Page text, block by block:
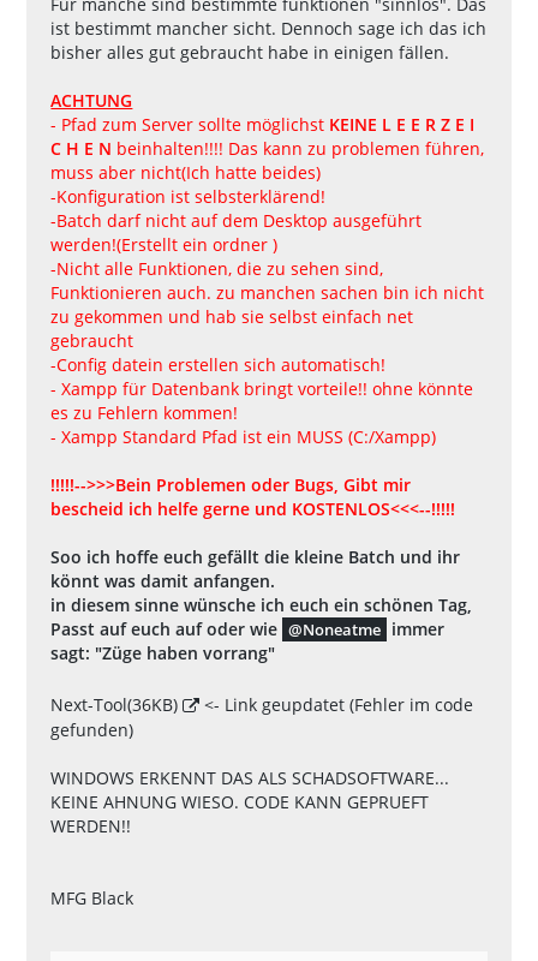
ist bestimmt mancher sicht. Dennoch sage ich das ich
bisher alles gut gebraucht habe in einigen fällen.
ACHTUNG
- Pfad zum Server sollte möglichst KEINE L E E R Z E I
C H E N beinhalten!!!! Das kann zu problemen führen,
muss aber nicht(Ich hatte beides)
-Konfiguration ist selbsterklärend!
-Batch darf nicht auf dem Desktop ausgeführt
werden!(Erstellt ein ordner )
-Nicht alle Funktionen, die zu sehen sind,
Funktionieren auch. zu manchen sachen bin ich nicht
zu gekommen und hab sie selbst einfach net
gebraucht
-Config datein erstellen sich automatisch!
- Xampp für Datenbank bringt vorteile!! ohne könnte
es zu Fehlern kommen!
- Xampp Standard Pfad ist ein MUSS (C:/Xampp)
!!!!!-->>>Bein Problemen oder Bugs, Gibt mir
bescheid ich helfe gerne und KOSTENLOS<<<--!!!!!
Soo ich hoffe euch gefällt die kleine Batch und ihr
könnt was damit anfangen.
in diesem sinne wünsche ich euch ein schönen Tag,
Passt auf euch auf oder wie
Noneatme immer
sagt: "Züge haben vorrang"
Next-Tool(36KB)
<- Link geupdatet (Fehler im code
gefunden)
WINDOWS ERKENNT DAS ALS SCHADSOFTWARE...
KEINE AHNUNG WIESO. CODE KANN GEPRUEFT
WERDEN!!
MFG Black